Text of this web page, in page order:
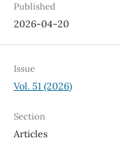
Published
2026-04-20
Issue
Vol. 51 (2026)
Section
Articles